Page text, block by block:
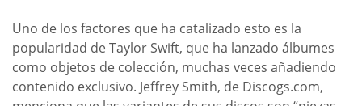
Uno de los factores que ha catalizado esto es la
popularidad de Taylor Swift, que ha lanzado álbumes
como objetos de colección, muchas veces añadiendo
contenido exclusivo. Jeffrey Smith, de Discogs.com,